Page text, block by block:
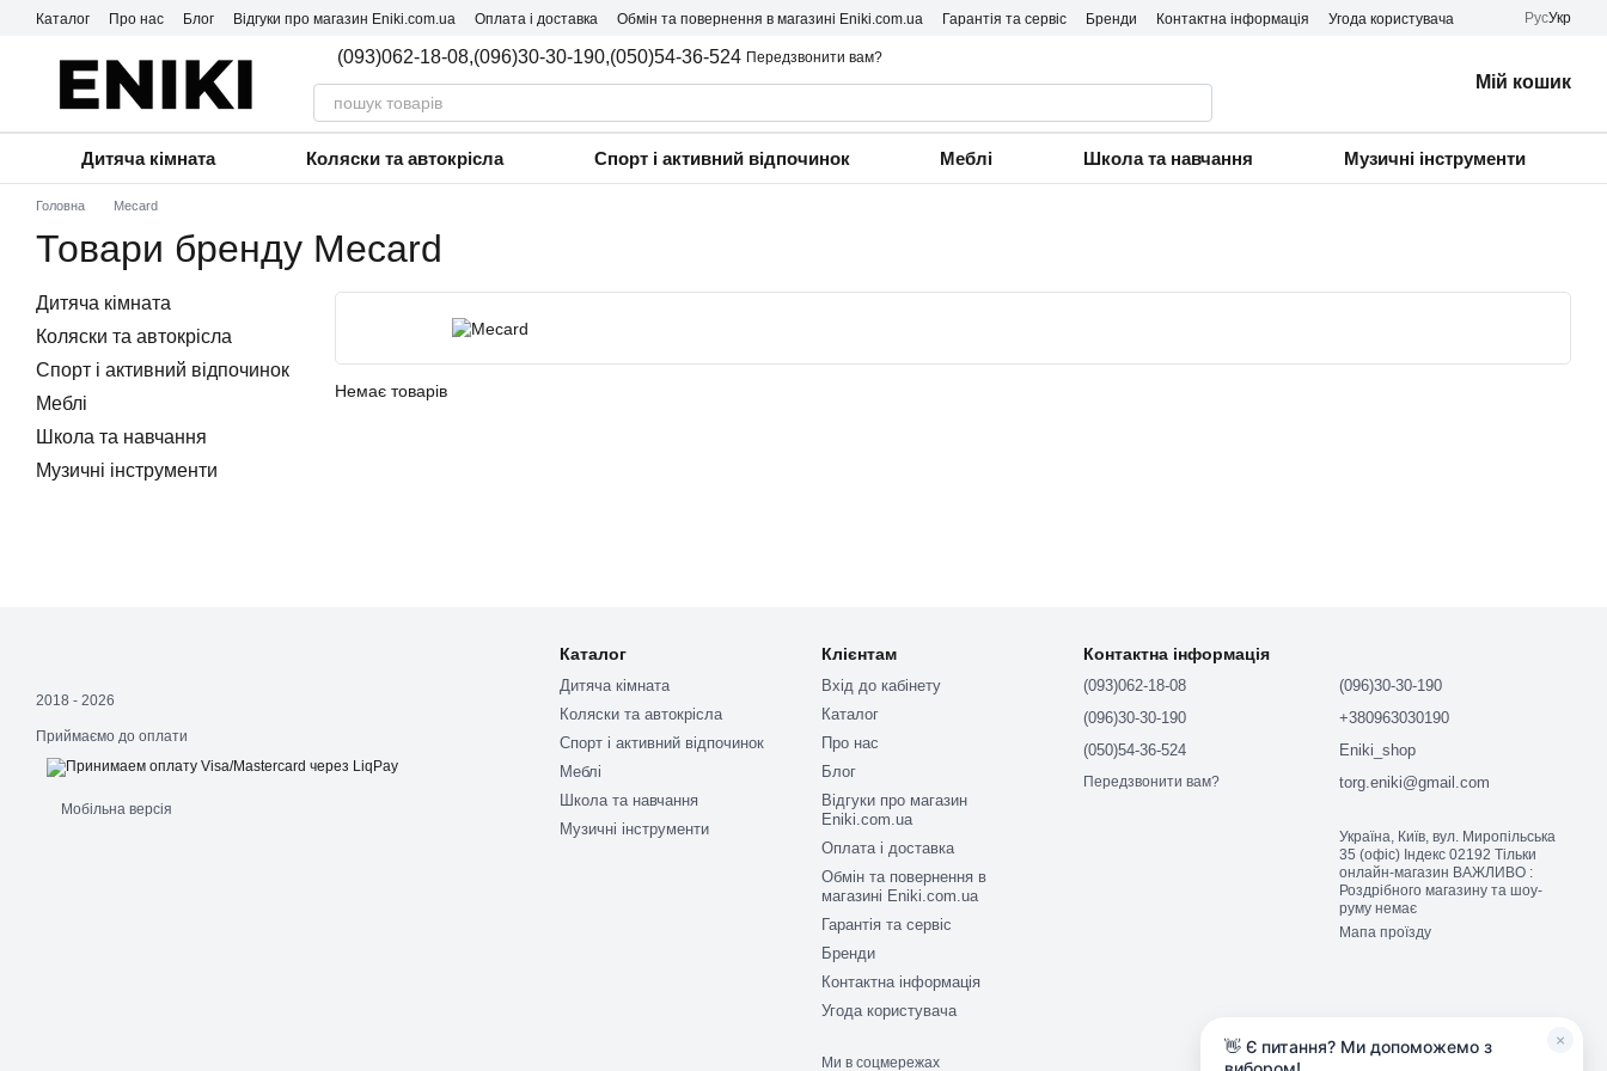
Перейти до основного контенту
Каталог Про нас Блог Відгуки про магазин Eniki.com.ua Оплата і доставка Обмін та повернення в магазині Eniki.com.ua Гарантія та сервіс Бренди Контактна інформація Угода користувача РусУкр
(093)062-18-08,(096)30-30-190,(050)54-36-524 Передзвонити вам?
Мій кошик
Дитяча кімната Коляски та автокрісла Спорт і активний відпочинок Меблі Школа та навчання Музичні інструменти
Головна Mecard
Товари бренду Mecard
Немає товарів
Дитяча кімната
Коляски та автокрісла
Спорт і активний відпочинок
Меблі
Школа та навчання
Музичні інструменти
2018 - 2026
Приймаємо до оплати
Мобільна версія
Каталог
Дитяча кімната
Коляски та автокрісла
Спорт і активний відпочинок
Меблі
Школа та навчання
Музичні інструменти
Клієнтам
Вхід до кабінету
Каталог
Про нас
Блог
Відгуки про магазин
Eniki.com.ua
Оплата і доставка
Обмін та повернення в
магазині Eniki.com.ua
Гарантія та сервіс
Бренди
Контактна інформація
Угода користувача
Ми в соцмережах
Контактна інформація
(093)062-18-08
(096)30-30-190
(050)54-36-524
Передзвонити вам?
(096)30-30-190
+380963030190
Eniki_shop
torg.eniki@gmail.com
Україна, Київ, вул. Миропільська
35 (офіс) Індекс 02192 Тільки
онлайн-магазин ВАЖЛИВО :
Роздрібного магазину та шоу-
руму немає
Мапа проїзду
×
👋 Є питання? Ми допоможемо з